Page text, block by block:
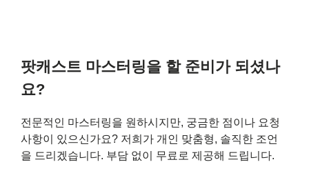
팟캐스트 마스터링을 할 준비가 되셨나
요?
전문적인 마스터링을 원하시지만, 궁금한 점이나 요청
사항이 있으신가요? 저희가 개인 맞춤형, 솔직한 조언
을 드리겠습니다. 부담 없이 무료로 제공해 드립니다.